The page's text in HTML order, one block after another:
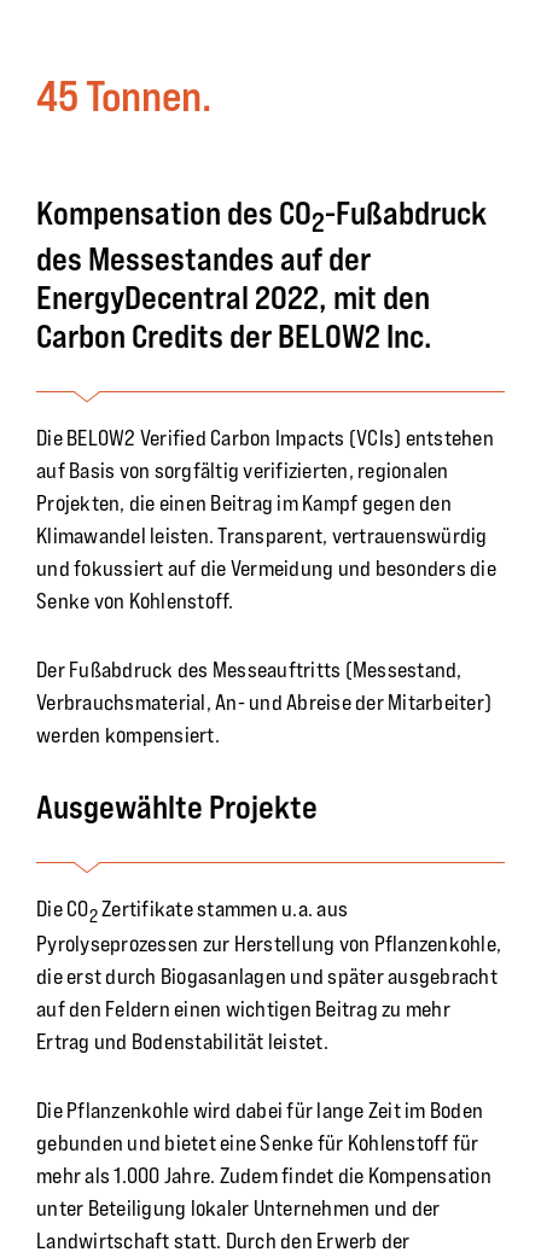
45 Tonnen.
Kompensation des CO2-Fußabdruck
des Messestandes auf der
EnergyDecentral 2022, mit den
Carbon Credits der BELOW2 Inc.
Die BELOW2 Verified Carbon Impacts (VCIs) entstehen
auf Basis von sorgfältig verifizierten, regionalen
Projekten, die einen Beitrag im Kampf gegen den
Klimawandel leisten. Transparent, vertrauenswürdig
und fokussiert auf die Vermeidung und besonders die
Senke von Kohlenstoff.
Der Fußabdruck des Messeauftritts (Messestand,
Verbrauchsmaterial, An- und Abreise der Mitarbeiter)
werden kompensiert.
Ausgewählte Projekte
Die CO2Zertifikate stammen u.a. aus
Pyrolyseprozessen zur Herstellung von Pflanzenkohle,
die erst durch Biogasanlagen und später ausgebracht
auf den Feldern einen wichtigen Beitrag zu mehr
Ertrag und Bodenstabilität leistet.
Die Pflanzenkohle wird dabei für lange Zeit im Boden
gebunden und bietet eine Senke für Kohlenstoff für
mehr als 1.000 Jahre. Zudem findet die Kompensation
unter Beteiligung lokaler Unternehmen und der
Landwirtschaft statt. Durch den Erwerb der